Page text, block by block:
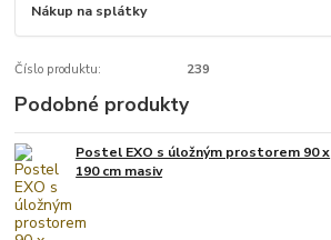
Nákup na splátky
Číslo produktu: 239
Podobné produkty
Postel EXO s úložným prostorem 90 x
190 cm masiv